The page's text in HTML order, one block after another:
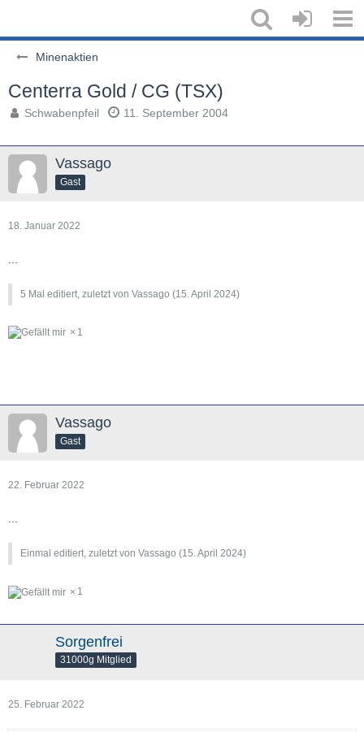
Minenaktien
Centerra Gold / CG (TSX)
Schwabenpfeil 11. September 2004
Vassago
Gast
18. Januar 2022
5 Mal editiert, zuletzt von Vassago (15. April 2024)
1
Vassago
Gast
22. Februar 2022
...
Einmal editiert, zuletzt von Vassago (15. April 2024)
1
Sorgenfrei
31000g Mitglied
25. Februar 2022